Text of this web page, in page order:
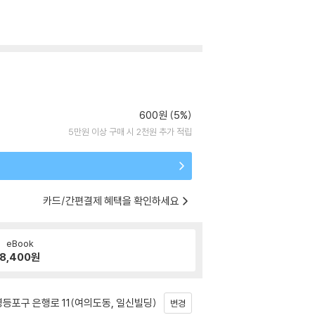
600원 (5%)
5만원 이상 구매 시 2천원 추가 적립
카드/간편결제 혜택을 확인하세요
eBook
8,400원
포구 은행로 11(여의도동, 일신빌딩) 변경